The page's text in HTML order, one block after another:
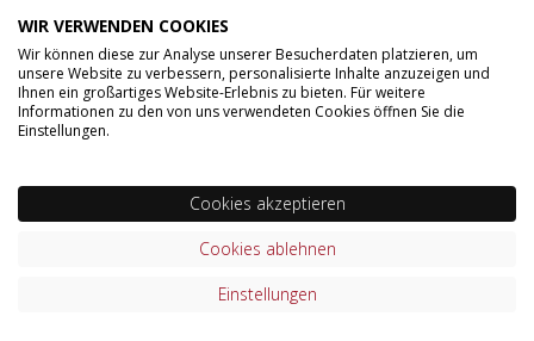
Anthrazit
HERSTELLER VON "VIASIT SERIE
SYSTEM4 - CONTAINER MIT 60CM
TIEFE UND 3 SCHÜBEN"
Viasit ist ein deutsches Unternehmen, das sich
WIR VERWENDEN COOKIES
Wir können diese zur Analyse unserer Besucherdaten platzieren, um
unsere Website zu verbessern, personalisierte Inhalte anzuzeigen und
Ihnen ein großartiges Website-Erlebnis zu bieten. Für weitere
Informationen zu den von uns verwendeten Cookies öffnen Sie die
Einstellungen.
Cookies akzeptieren
Cookies ablehnen
Einstellungen